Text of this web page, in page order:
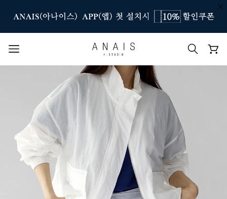
인기 검색어
#아나이스 제작
#MD추천 #당일발송 #BEST OF BEST